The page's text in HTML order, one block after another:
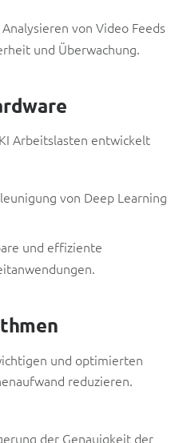
Analysieren von Video Feeds
und Überwachung.
Arbeitslasten entwickelt
von Deep Learning
und effiziente
und optimierten
reduzieren.
der Genauigkeit der